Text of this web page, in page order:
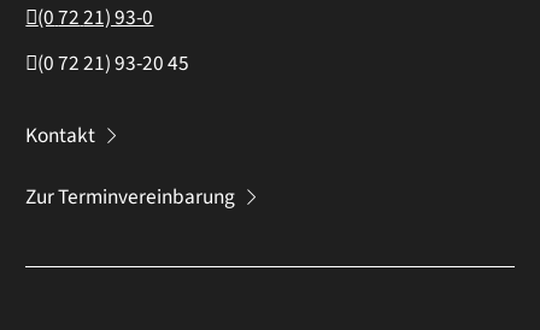
(07221) 93-0
(07221) 93-2045
Kontakt
Zur Terminvereinbarung